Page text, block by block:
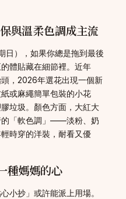
與溫柔色調成主流
日），如果你總是拖到最後
體貼藏在細節裡。近年
，2026年選花出現一個新
或麻繩簡單包裝的小花
垃圾。顏色方面，大紅大
的「軟色調」——淡粉、奶
時穿的洋裝，耐看又優
種媽媽的心
小抄」或許能派上用場。